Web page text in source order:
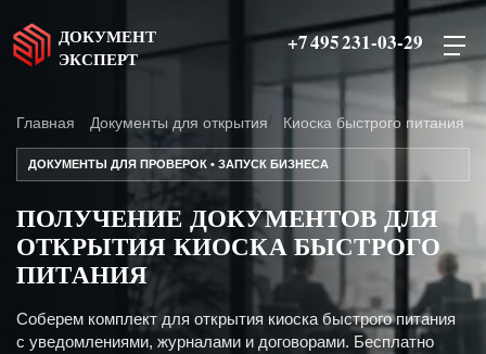
ДОКУМЕНТ
ЭКСПЕРТ
+7 495 231-03-29
Главная Документы для открытия Киоска быстрого питания
ДОКУМЕНТЫ ДЛЯ ПРОВЕРОК • ЗАПУСК БИЗНЕСА
ПОЛУЧЕНИЕ ДОКУМЕНТОВ ДЛЯ
ОТКРЫТИЯ КИОСКА БЫСТРОГО
ПИТАНИЯ
Соберем комплект для открытия киоска быстрого питания
с уведомлениями, журналами и договорами. Бесплатно